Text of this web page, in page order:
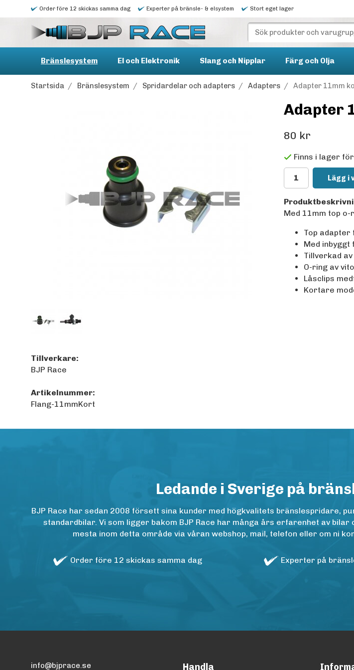
Order före 12 skickas samma dag Experter på bränsle- & elsystem Stort eget lager
Bränslesystem El och Elektronik Slang och Nipplar Färg och Olja
Startsida / Bränslesystem / Spridardelar och adapters / Adapters / Adapter 11mm
Adapter
80 kr
Finns i lager
Lägg i
Med 11mm top
Top
Med
Tillverkad
O-ring av
Låsclips
Kortare
Tillverkare:
BJP Race
Artikelnummer:
Flang-11mmKort
Ledande i Sverige på
BJP Race har sedan 2008 försett sina kunder med högkvalitets bränslespridare,
standardbilar. Vi som ligger bakom BJP Race har många års erfarenhet av
mesta inom detta område via våran webshop, mail, telefon eller om ni
Order före 12 skickas samma dag Experter på
info@bjprace.se Handla